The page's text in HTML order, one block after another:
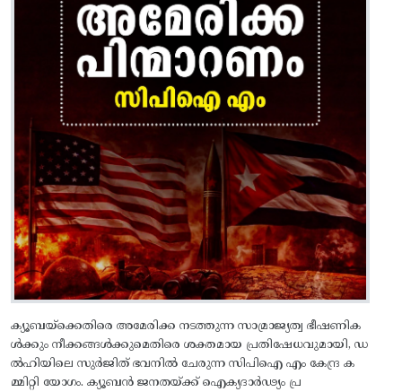
ക്യൂബയ്‌ക്കെതിരെ അമേരിക്ക നടത്തുന്ന സാമ്രാജ്യത്വ ഭീഷണിക
ൾക്കും നീക്കങ്ങൾക്കുമെതിരെ ശക്തമായ പ്രതിഷേധവുമായി, ഡ
ൽഹിയിലെ സുർജിത് ഭവനിൽ ചേരുന്ന സിപിഐ എം കേന്ദ്ര ക
മ്മിറ്റി യോഗം. ക്യൂബൻ ജനതയ്ക്ക് ഐക്യദാർഢ്യം പ്ര